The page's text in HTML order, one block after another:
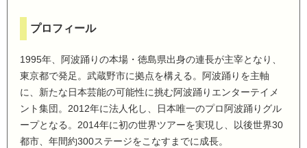
プロフィール
1995年、阿波踊りの本場・徳島県出身の連長が主宰となり、
東京都で発足。武蔵野市に拠点を構える。阿波踊りを主軸
に、新たな日本芸能の可能性に挑む阿波踊りエンターテイメ
ント集団。2012年に法人化し、日本唯一のプロ阿波踊りグル
ープとなる。2014年に初の世界ツアーを実現し、以後世界30
都市、年間約300ステージをこなすまでに成長。